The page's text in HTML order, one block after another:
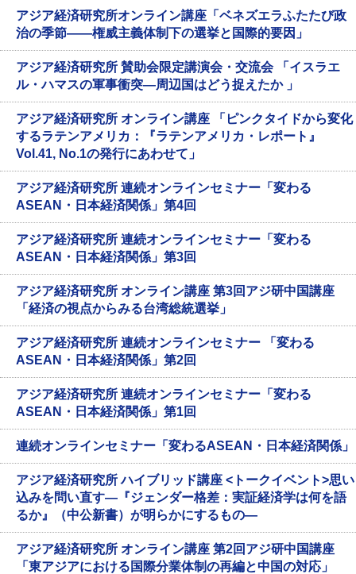
アジア経済研究所オンライン講座「ベネズエラふたたび政
治の季節――権威主義体制下の選挙と国際的要因」
アジア経済研究所 賛助会限定講演会・交流会 「イスラエ
ル・ハマスの軍事衝突—周辺国はどう捉えたか 」
アジア経済研究所 オンライン講座 「ピンクタイドから変化
するラテンアメリカ：『ラテンアメリカ・レポート』
Vol.41, No.1の発行にあわせて」
アジア経済研究所 連続オンラインセミナー「変わる
ASEAN・日本経済関係」第4回
アジア経済研究所 連続オンラインセミナー「変わる
ASEAN・日本経済関係」第3回
アジア経済研究所 オンライン講座 第3回アジ研中国講座
「経済の視点からみる台湾総統選挙」
アジア経済研究所 連続オンラインセミナー 「変わる
ASEAN・日本経済関係」第2回
アジア経済研究所 連続オンラインセミナー「変わる
ASEAN・日本経済関係」第1回
連続オンラインセミナー「変わるASEAN・日本経済関係」
アジア経済研究所 ハイブリッド講座 <トークイベント>思い
込みを問い直す―『ジェンダー格差：実証経済学は何を語
るか』（中公新書）が明らかにするもの―
アジア経済研究所 オンライン講座 第2回アジ研中国講座
「東アジアにおける国際分業体制の再編と中国の対応」